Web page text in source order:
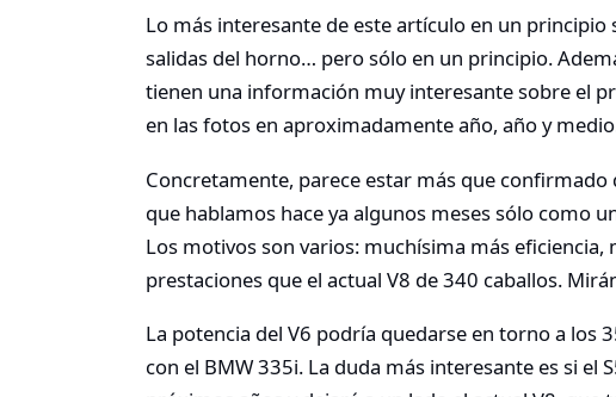
Lo más interesante de este artículo en un
salidas del horno… pero sólo en un principio.
tienen una información muy interesante sobre el
en las fotos en aproximadamente año, año y
Concretamente, parece estar más que confirmado
que hablamos hace ya algunos meses sólo como
Los motivos son varios: muchísima más
prestaciones que el actual V8 de 340 caballos.
La potencia del V6 podría quedarse en torno a los
con el BMW 335i. La duda más interesante es si